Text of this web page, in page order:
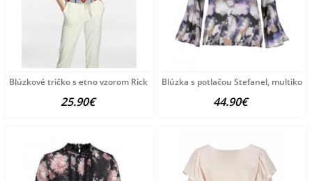
Blúzkové tričko s etno vzorom Rick Cardona, viacfarebné
25.90€
Blúzka s potlačou Stefanel, multikolor
44.90€